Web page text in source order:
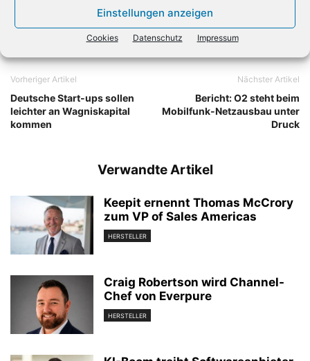
Einstellungen anzeigen
Cookies Datenschutz Impressum
Vorheriger Artikel
Deutsche Start-ups sollen
leichter an Wagniskapital
kommen
Nächster Artikel
Bericht: O2 steht beim
Mobilfunk-Netzausbau unter
Druck
Verwandte Artikel
Keepit ernennt Thomas McCrory
zum VP of Sales Americas
HERSTELLER
Craig Robertson wird Channel-
Chef von Everpure
HERSTELLER